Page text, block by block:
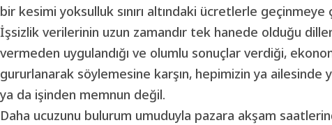
bir kesimi yoksulluk sınırı altındaki ücretlerle geçinmeye
İşsizlik verilerinin uzun zamandır tek hanede olduğu
vermeden uygulandığı ve olumlu sonuçlar verdiği,
gururlanarak söylemesine karşın, hepimizin ya ailesinde
ya da işinden memnun değil.
Daha ucuzunu bulurum umuduyla pazara akşam